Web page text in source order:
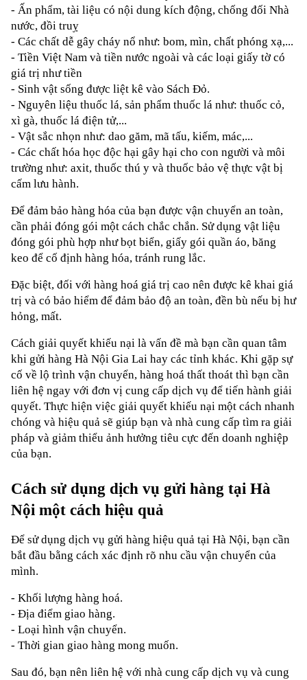
- Ấn phẩm, tài liệu có nội dung kích động, chống đối Nhà
nước, đồi truỵ
- Các chất dễ gây cháy nổ như: bom, mìn, chất phóng xạ,...
- Tiền Việt Nam và tiền nước ngoài và các loại giấy tờ có
giá trị như tiền
- Sinh vật sống được liệt kê vào Sách Đỏ.
- Nguyên liệu thuốc lá, sản phẩm thuốc lá như: thuốc cỏ,
xì gà, thuốc lá điện tử,...
- Vật sắc nhọn như: dao găm, mã tấu, kiếm, mác,...
- Các chất hóa học độc hại gây hại cho con người và môi
trường như: axit, thuốc thú y và thuốc bảo vệ thực vật bị
cấm lưu hành.
Để đảm bảo hàng hóa của bạn được vận chuyển an toàn,
cần phải đóng gói một cách chắc chắn. Sử dụng vật liệu
đóng gói phù hợp như bọt biển, giấy gói quần áo, băng
keo để cố định hàng hóa, tránh rung lắc.
Đặc biệt, đối với hàng hoá giá trị cao nên được kê khai giá
trị và có bảo hiểm để đảm bảo độ an toàn, đền bù nếu bị hư
hỏng, mất.
Cách giải quyết khiếu nại là vấn đề mà bạn cần quan tâm
khi gửi hàng Hà Nội Gia Lai hay các tỉnh khác. Khi gặp sự
cố về lộ trình vận chuyển, hàng hoá thất thoát thì bạn cần
liên hệ ngay với đơn vị cung cấp dịch vụ để tiến hành giải
quyết. Thực hiện việc giải quyết khiếu nại một cách nhanh
chóng và hiệu quả sẽ giúp bạn và nhà cung cấp tìm ra giải
pháp và giảm thiểu ảnh hưởng tiêu cực đến doanh nghiệp
của bạn.
Cách sử dụng dịch vụ gửi hàng tại Hà
Nội một cách hiệu quả
Để sử dụng dịch vụ gửi hàng hiệu quả tại Hà Nội, bạn cần
bắt đầu bằng cách xác định rõ nhu cầu vận chuyển của
mình.
- Khối lượng hàng hoá.
- Địa điểm giao hàng.
- Loại hình vận chuyển.
- Thời gian giao hàng mong muốn.
Sau đó, bạn nên liên hệ với nhà cung cấp dịch vụ và cung